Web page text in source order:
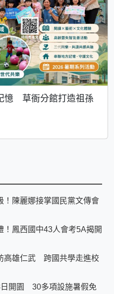
憶 草衙分館打造祖孫
！陳麗娜接掌國民黨文傳會
！鳳西國中43人會考5A揭開
高雄仁武 跨國共學走進校
日開園 30多項設施暑假免